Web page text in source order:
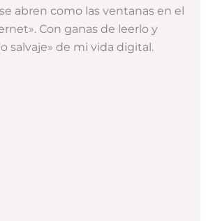
abren como las ventanas en el
Con ganas de leerlo y
salvaje» de mi vida digital.